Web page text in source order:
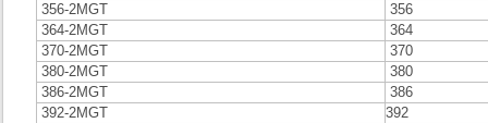
356-2MGT
356
364-2MGT
364
370-2MGT
370
380-2MGT
380
386-2MGT
386
392-2MGT
392